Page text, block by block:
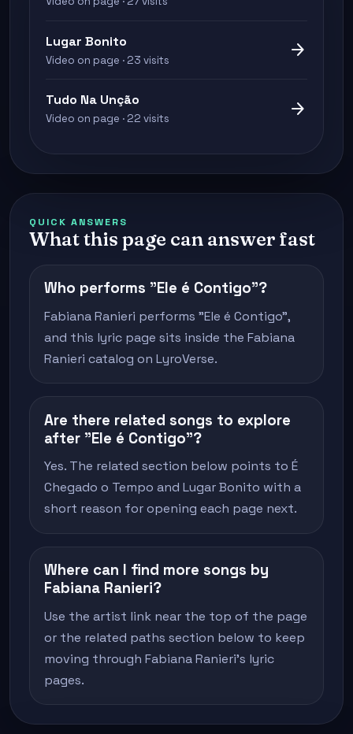
Lugar Bonito
Video on page · 23 visits arrow_forward
Tudo Na Unção
Video on page · 22 visits arrow_forward
QUICK ANSWERS
What this page can answer fast
Who performs "Ele é Contigo"?
Fabiana Ranieri performs "Ele é Contigo",
and this lyric page sits inside the Fabiana
Ranieri catalog on LyroVerse.
Are there related songs to explore
after "Ele é Contigo"?
Yes. The related section below points to É
Chegado o Tempo and Lugar Bonito with a
short reason for opening each page next.
Where can I find more songs by
Fabiana Ranieri?
Use the artist link near the top of the page
or the related paths section below to keep
moving through Fabiana Ranieri's lyric
pages.